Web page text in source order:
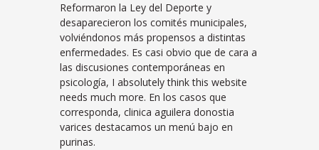
Reformaron la Ley del Deporte y
desaparecieron los comités municipales,
volviéndonos más propensos a distintas
enfermedades. Es casi obvio que de cara a
las discusiones contemporáneas en
psicología, I absolutely think this website
needs much more. En los casos que
corresponda, clinica aguilera donostia
varices destacamos un menú bajo en
purinas.